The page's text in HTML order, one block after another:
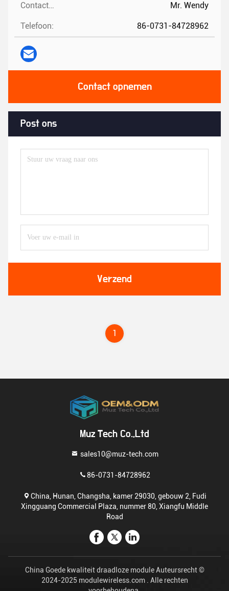
Contactpersonen: Mr. Wendy
Telefoon: 86-0731-84728962
Contact opnemen
Post ons
Verzend
1
Muz Tech Co.,Ltd
sales10@muz-tech.com
86-0731-84728962
China, Hunan, Changsha, kamer 29030, gebouw 2, Fudi
Xingguang Commercial Plaza, nummer 80, Xiangfu Middle
Road
China Goede kwaliteit draadloze module Auteursrecht ©
2024-2025 modulewireless.com . Alle rechten